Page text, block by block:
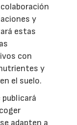
y
estas
con
y
el suelo.
adapten a